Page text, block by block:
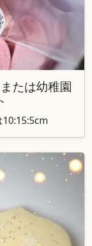
たは幼稚園
10:15:5cm